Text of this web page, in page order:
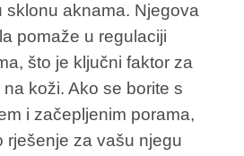
sklonu aknama. Njegova
pomaže u regulaciji
što je ključni faktor za
koži. Ako se borite s
i začepljenim porama,
rješenje za vašu njegu